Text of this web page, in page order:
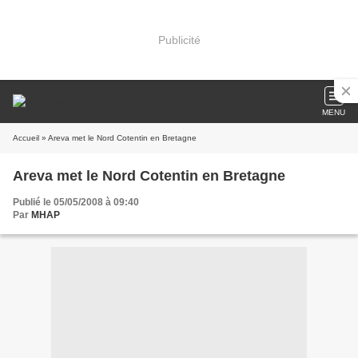
Publicité
MENU
Accueil » Areva met le Nord Cotentin en Bretagne
Areva met le Nord Cotentin en Bretagne
Publié le 05/05/2008 à 09:40
Par MHAP